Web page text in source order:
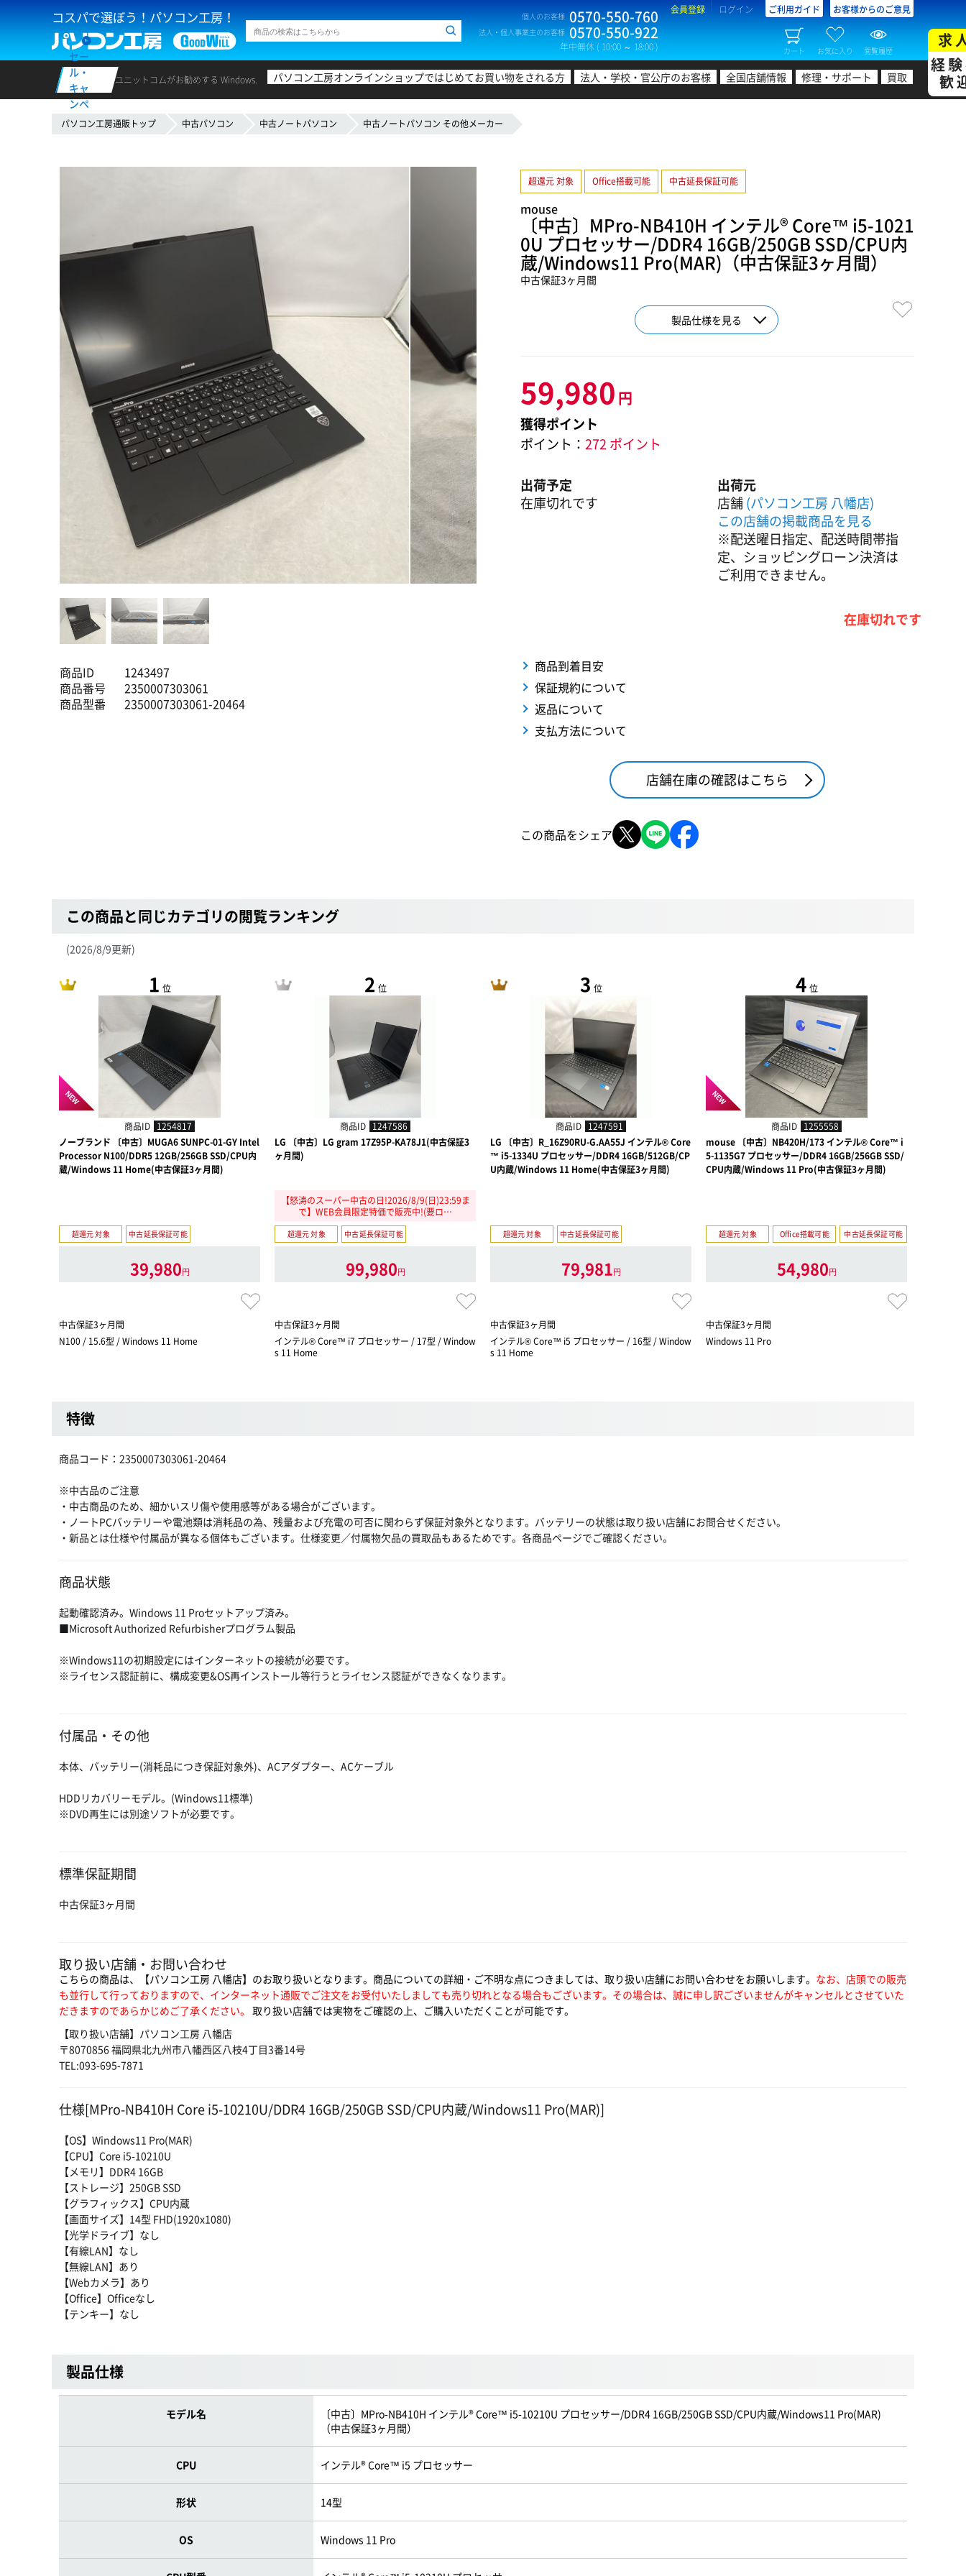
コスパで選ぼう！パソコン工房！ 個人のお客様 0570-550-760
法人・個人事業主のお客様 0570-550-922
年中無休 ( 10:00 ～ 18:00 )
会員登録 ログイン ご利用ガイド お客様からのご意見
カート お気に入り 閲覧履歴
セー
ル・
キャ
ンペ
ーン
ユニットコムがお勧めする Windows. パソコン工房オンラインショップではじめてお買い物をされる方 法人・学校・官公庁のお客様 全国店舗情報 修理・サポート 買取
求
経
歓
パソコン工房通販トップ 中古パソコン 中古ノートパソコン 中古ノートパソコン その他メーカー
商品ID
1243497
商品番号
2350007303061
商品型番
2350007303061-20464
超還元 対象 Office搭載可能 中古延長保証可能
mouse
〔中古〕MPro-NB410H インテル® Core™ i5-1021
0U プロセッサー/DDR4 16GB/250GB SSD/CPU内
蔵/Windows11 Pro(MAR)（中古保証3ヶ月間）
中古保証3ヶ月間
製品仕様を見る
59,980 円
獲得ポイント
ポイント： 272 ポイント
出荷予定
在庫切れです
出荷元
店舗(パソコン工房 八幡店)
この店舗の掲載商品を見る
※配送曜日指定、配送時間帯指
定、ショッピングローン決済は
ご利用できません。
在庫切れです
商品到着目安
保証規約について
返品について
支払方法について
店舗在庫の確認はこちら
この商品をシェア
この商品と同じカテゴリの閲覧ランキング
(2026/8/9更新)
1 位
NEW
商品ID 1254817
ノーブランド 〔中古〕MUGA6 SUNPC-01-GY Intel
Processor N100/DDR5 12GB/256GB SSD/CPU内
蔵/Windows 11 Home(中古保証3ヶ月間)
超還元 対象 中古延長保証可能
39,980円
中古保証3ヶ月間
N100 / 15.6型 / Windows 11 Home
2 位
商品ID 1247586
LG 〔中古〕LG gram 17Z95P-KA78J1(中古保証3
ヶ月間)
【怒涛のスーパー中古の日!2026/8/9(日)23:59ま
で】WEB会員限定特価で販売中!(要ロ…
超還元 対象 中古延長保証可能
99,980円
中古保証3ヶ月間
インテル® Core™ i7 プロセッサー / 17型 / Window
s 11 Home
3 位
商品ID 1247591
LG 〔中古〕R_16Z90RU-G.AA55J インテル® Core
™ i5-1334U プロセッサー/DDR4 16GB/512GB/CP
U内蔵/Windows 11 Home(中古保証3ヶ月間)
超還元 対象 中古延長保証可能
79,981円
中古保証3ヶ月間
インテル® Core™ i5 プロセッサー / 16型 / Window
s 11 Home
4 位
NEW
商品ID 1255558
mouse 〔中古〕NB420H/173 インテル® Core™ i
5-1135G7 プロセッサー/DDR4 16GB/256GB SSD/
CPU内蔵/Windows 11 Pro(中古保証3ヶ月間)
超還元 対象 Office搭載可能 中古延長保証可能
54,980円
中古保証3ヶ月間
Windows 11 Pro
特徴
商品コード：2350007303061-20464
※中古品のご注意
・中古商品のため、細かいスリ傷や使用感等がある場合がございます。
・ノートPCバッテリーや電池類は消耗品の為、残量および充電の可否に関わらず保証対象外となります。バッテリーの状態は取り扱い店舗にお問合せください。
・新品とは仕様や付属品が異なる個体もございます。仕様変更／付属物欠品の買取品もあるためです。各商品ページでご確認ください。
商品状態
起動確認済み。Windows 11 Proセットアップ済み。
■Microsoft Authorized Refurbisherプログラム製品
※Windows11の初期設定にはインターネットの接続が必要です。
※ライセンス認証前に、構成変更&OS再インストール等行うとライセンス認証ができなくなります。
付属品・その他
本体、バッテリー(消耗品につき保証対象外)、ACアダプター、ACケーブル
HDDリカバリーモデル。(Windows11標準)
※DVD再生には別途ソフトが必要です。
標準保証期間
中古保証3ヶ月間
取り扱い店舗・お問い合わせ
こちらの商品は、【パソコン工房 八幡店】のお取り扱いとなります。商品についての詳細・ご不明な点につきましては、取り扱い店舗にお問い合わせをお願いします。 なお、店頭での販売
も並行して行っておりますので、インターネット通販でご注文をお受付いたしましても売り切れとなる場合もございます。その場合は、誠に申し訳ございませんがキャンセルとさせていた
だきますのであらかじめご了承ください。 取り扱い店舗では実物をご確認の上、ご購入いただくことが可能です。
【取り扱い店舗】パソコン工房 八幡店
〒8070856 福岡県北九州市八幡西区八枝4丁目3番14号
TEL:093-695-7871
仕様[MPro-NB410H Core i5-10210U/DDR4 16GB/250GB SSD/CPU内蔵/Windows11 Pro(MAR)]
【OS】Windows11 Pro(MAR)
【CPU】Core i5-10210U
【メモリ】DDR4 16GB
【ストレージ】250GB SSD
【グラフィックス】CPU内蔵
【画面サイズ】14型 FHD(1920x1080)
【光学ドライブ】なし
【有線LAN】なし
【無線LAN】あり
【Webカメラ】あり
【Office】Officeなし
【テンキー】なし
製品仕様
モデル名
〔中古〕MPro-NB410H インテル® Core™ i5-10210U プロセッサー/DDR4 16GB/250GB SSD/CPU内蔵/Windows11 Pro(MAR)
（中古保証3ヶ月間）
CPU インテル® Core™ i5 プロセッサー
形状 14型
OS Windows 11 Pro